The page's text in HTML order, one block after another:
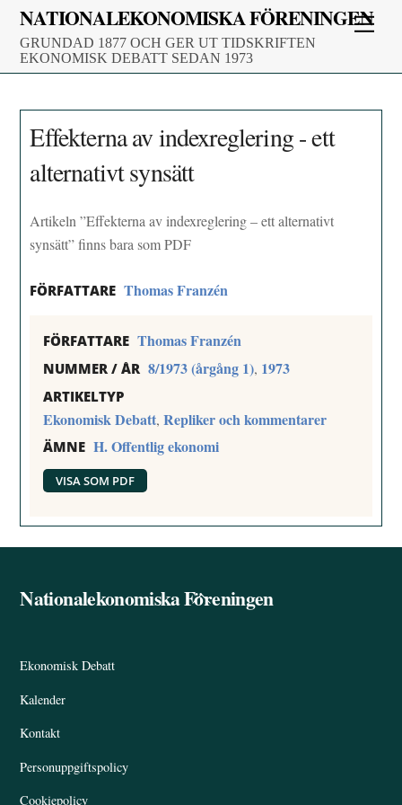
Skip
content
NATIONALEKONOMISKA FÖRENINGEN
GRUNDAD 1877 OCH GER UT TIDSKRIFTEN
EKONOMISK DEBATT SEDAN 1973
Effekterna av indexreglering - ett
alternativt synsätt
Artikeln ”Effekterna av indexreglering – ett alternativt
synsätt” finns bara som PDF
FÖRFATTARE Thomas Franzén
FÖRFATTARE Thomas Franzén
NUMMER / ÅR 8/1973 (årgång 1), 1973
ARTIKELTYP
Ekonomisk Debatt,Repliker och kommentarer
ÄMNE H. Offentlig ekonomi
VISA SOM PDF
Back
Nationalekonomiska Föreningen
Ekonomisk Debatt
Kalender
Kontakt
Personuppgiftspolicy
Cookiepolicy